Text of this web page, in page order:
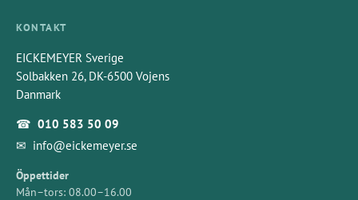
KONTAKT
EICKEMEYER Sverige
Solbakken 26, DK-6500 Vojens
Danmark
☎ 010 583 50 09
✉ info@eickemeyer.se
Öppettider
Mån–tors: 08.00–16.00